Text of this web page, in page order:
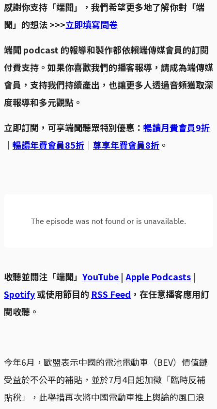
感謝你支持「端聞」，我們希望更多地了解你對「端
聞」的想法 >>>立即填寫問卷
端聞 podcast 的報導和製作都依賴端傳媒會員的訂閱
付費支持。如果你喜歡我們的播客報導，請成為端傳媒
會員，支持我們持續產出，也讓更多人透過音頻獲取深
度報導和多元觀點。
立即訂閱，可享端聞聽眾特別優惠： 暢讀月費會員9折
｜ 暢讀年費會員85折 ｜ 尊享年費會員8折 。
收聽並關注「端聞」 YouTube | Apple Podcasts |
Spotify或使用節目的 RSS Feed ，在任意播客應用訂
閱收聽。
今年6月，歐盟表示中國的電池電動車（BEV）價值鏈
受益於不公平的補貼，並於7月4日起加徵「臨時反補
貼稅」，此舉措再次將中國電動車推上輿論的風口浪